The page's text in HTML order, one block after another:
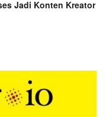
Jadi Konten Kreator